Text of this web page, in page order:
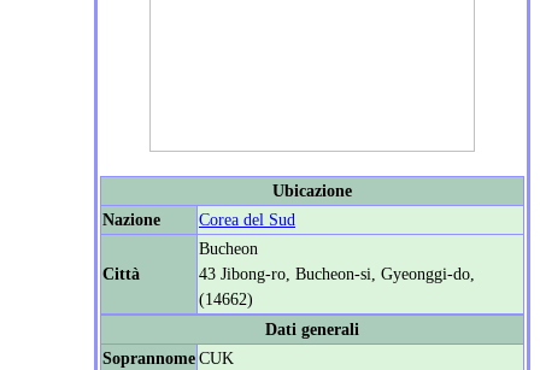
Ubicazione
Nazione
Corea del Sud
Città
Bucheon
43 Jibong-ro, Bucheon-si, Gyeonggi-do,
(14662)
Dati generali
SoprannomeCUK